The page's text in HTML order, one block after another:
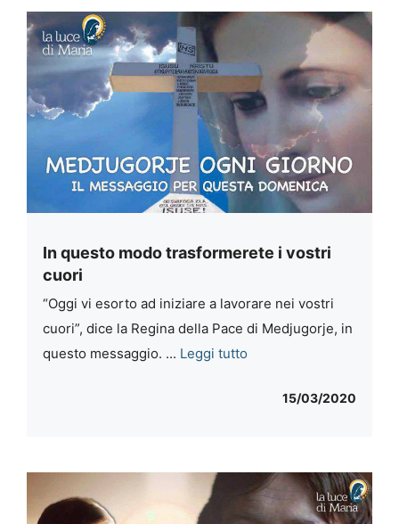
In questo modo trasformerete i vostri
cuori
“Oggi vi esorto ad iniziare a lavorare nei vostri
cuori”, dice la Regina della Pace di Medjugorje, in
questo messaggio. ... Leggi tutto
15/03/2020